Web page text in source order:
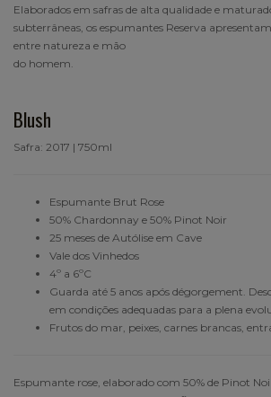
Elaborados em safras de alta qualidade e
subterrâneas, os espumantes Reserva
entre natureza e mão
do homem.
Blush
Safra: 2017 | 750ml
Espumante Brut Rose
50% Chardonnay e 50% Pinot Noir
25 meses de Autólise em Cave
Vale dos Vinhedos
4º a 6ºC
Guarda até 5 anos após dégorgement.
em condições adequadas para a plena
Frutos do mar, peixes, carnes brancas,
Espumante rose, elaborado com 50% de Pinot